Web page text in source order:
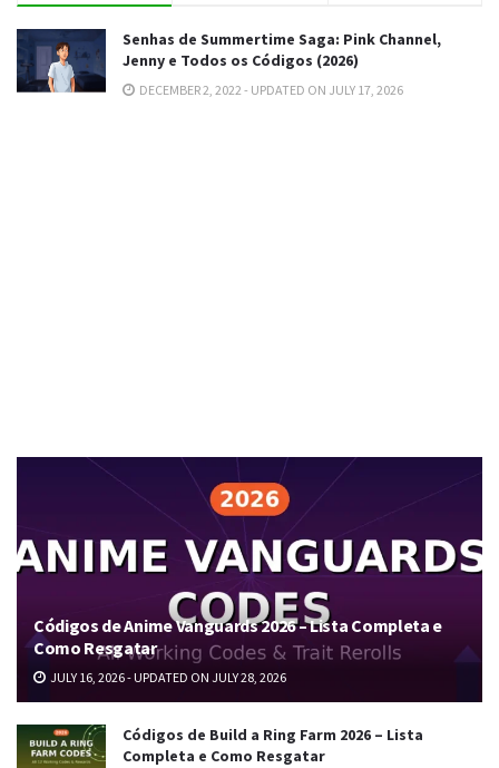
Senhas de Summertime Saga: Pink Channel,
Jenny e Todos os Códigos (2026)
DECEMBER 2, 2022 - UPDATED ON JULY 17, 2026
Códigos de Anime Vanguards 2026 – Lista Completa e
Como Resgatar
JULY 16, 2026 - UPDATED ON JULY 28, 2026
Códigos de Build a Ring Farm 2026 – Lista
Completa e Como Resgatar